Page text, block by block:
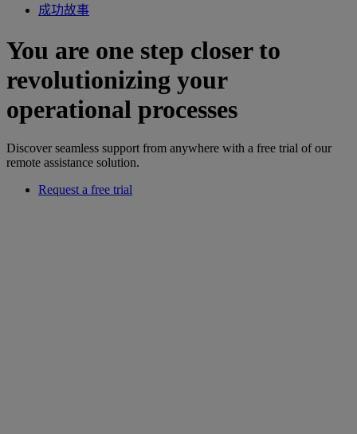
成功故事
You are one step closer to
revolutionizing your
operational processes
Discover seamless support from anywhere with a free trial of our
remote assistance solution.
Request a free trial